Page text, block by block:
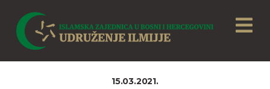
15.03.2021.